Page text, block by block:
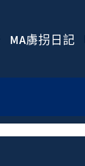
MA虜拐日記